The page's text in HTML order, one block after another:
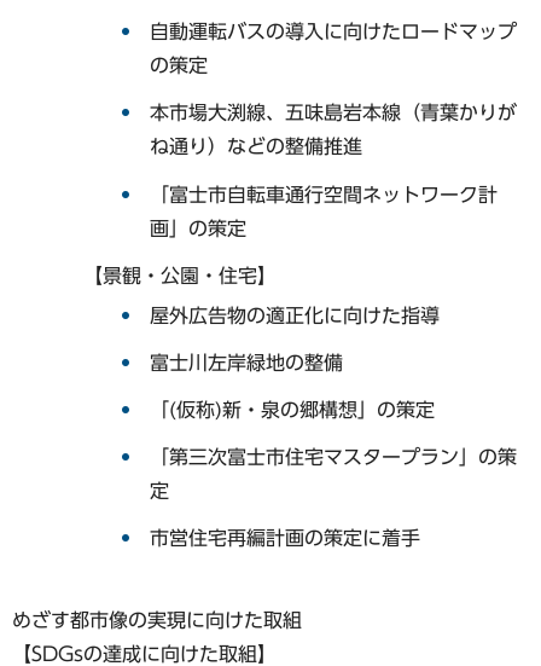
自動運転バスの導入に向けたロードマップ
の策定
本市場大渕線、五味島岩本線（青葉かりが
ね通り）などの整備推進
「富士市自転車通行空間ネットワーク計
画」の策定
【景観・公園・住宅】
屋外広告物の適正化に向けた指導
富士川左岸緑地の整備
「(仮称)新・泉の郷構想」の策定
「第三次富士市住宅マスタープラン」の策
定
市営住宅再編計画の策定に着手
めざす都市像の実現に向けた取組
【SDGsの達成に向けた取組】